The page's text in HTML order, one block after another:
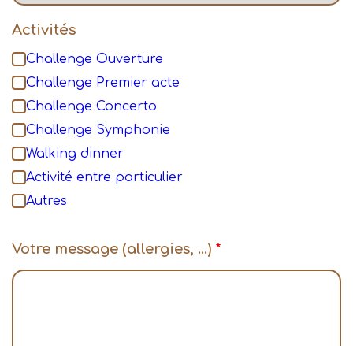
Activités
Challenge Ouverture
Challenge Premier acte
Challenge Concerto
Challenge Symphonie
Walking dinner
Activité entre particulier
Autres
Votre message (allergies, ...) *